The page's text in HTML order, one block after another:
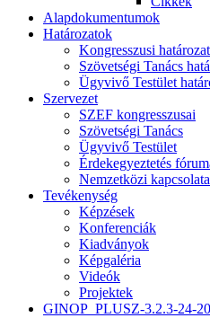
Alapdokumentumok
Határozatok
Kongresszusi
Szövetségi Tanács
Ügyvivő Testület
Szervezet
SZEF kongresszusai
Szövetségi Tanács
Ügyvivő Testület
Érdekegyeztetés
Nemzetközi
Tevékenység
Képzések
Konferenciák
Kiadványok
Képgaléria
Videók
Projektek
GINOP_PLUSZ-3.2.3-24-